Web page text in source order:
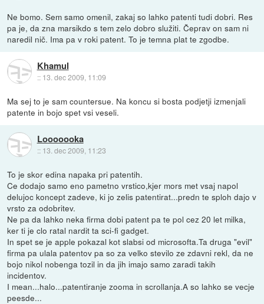
Ne bomo. Sem samo omenil, zakaj so lahko patenti tudi dobri. Res
pa je, da zna marsikdo s tem zelo dobro služiti. Čeprav on sam ni
naredil nič. Ima pa v roki patent. To je temna plat te zgodbe.
Khamul
:: 13. dec 2009, 11:09
Ma sej to je sam countersue. Na koncu si bosta podjetji izmenjali
patente in bojo spet vsi veseli.
Looooooka
:: 13. dec 2009, 11:23
To je skor edina napaka pri patentih.
Ce dodajo samo eno pametno vrstico,kjer mors met vsaj napol
delujoc koncept zadeve, ki jo zelis patentirat...predn te sploh dajo v
vrsto za odobritev.
Ne pa da lahko neka firma dobi patent pa te pol cez 20 let milka,
ker ti je clo ratal nardit ta sci-fi gadget.
In spet se je apple pokazal kot slabsi od microsofta.Ta druga "evil"
firma pa ulala patentov pa so za velko stevilo ze zdavni rekl, da ne
bojo nikol nobenga tozil in da jih imajo samo zaradi takih
incidentov.
I mean...halo...patentiranje zooma in scrollanja.A so lahko se vecje
peesde...